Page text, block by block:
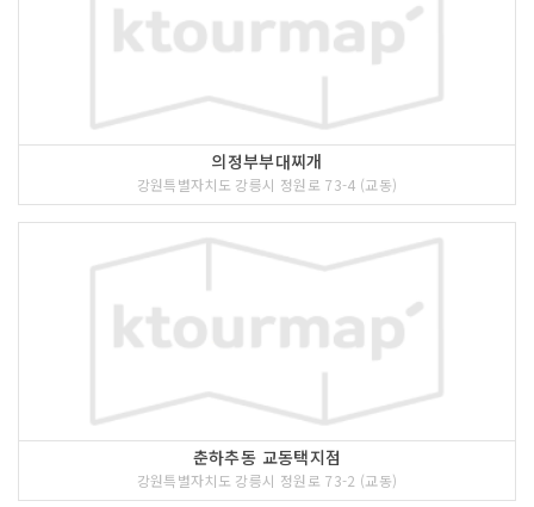
의정부부대찌개
강원특별자치도 강릉시 정원로 73-4 (교동)
춘하추동 교동택지점
강원특별자치도 강릉시 정원로 73-2 (교동)